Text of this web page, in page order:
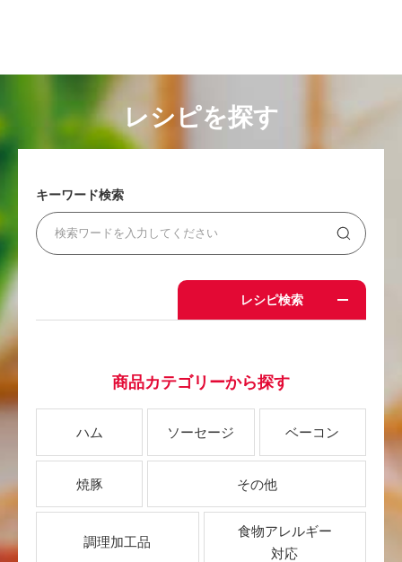
レシピを探す
キーワード検索
レシピ検索
商品カテゴリーから探す
ハム ソーセージ ベーコン
焼豚 その他
調理加工品
食物アレルギー
対応